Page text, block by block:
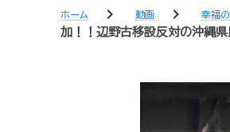
ホーム chevron_right 動画 chevron_right 幸福
加！！辺野古移設反対の沖縄県